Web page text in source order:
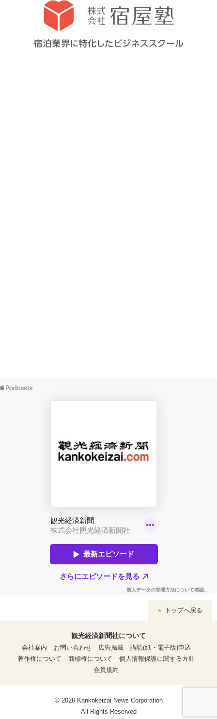
トップへ戻る
観光経済新聞社について
会社案内
お問い合わせ 広告掲載
購読(紙・電子版)申込
著作権について
商標権について
個人情報保護に関する方針
会員規約
© 2026 Kankokeizai News Corporation
All Rights Reserved